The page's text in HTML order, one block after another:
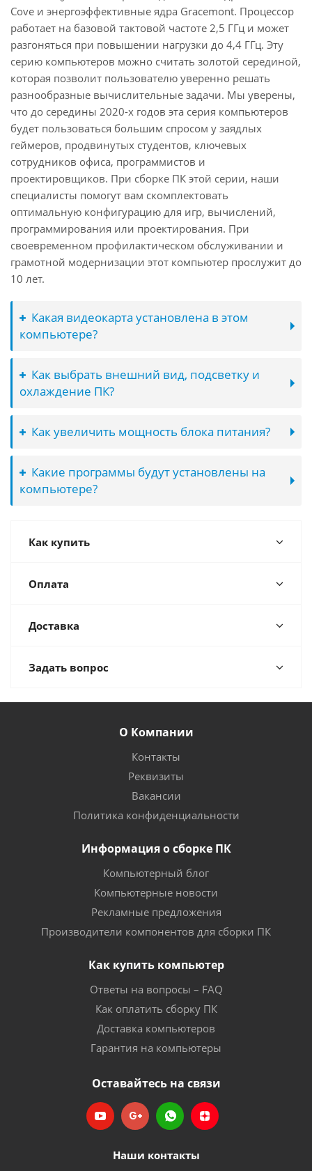
Cove и энергоэффективные ядра Gracemont. Процессор
работает на базовой тактовой частоте 2,5 ГГц и может
разгоняться при повышении нагрузки до 4,4 ГГц. Эту
серию компьютеров можно считать золотой серединой,
которая позволит пользователю уверенно решать
разнообразные вычислительные задачи. Мы уверены,
что до середины 2020-х годов эта серия компьютеров
будет пользоваться большим спросом у заядлых
геймеров, продвинутых студентов, ключевых
сотрудников офиса, программистов и
проектировщиков. При сборке ПК этой серии, наши
специалисты помогут вам скомплектовать
оптимальную конфигурацию для игр, вычислений,
программирования или проектирования. При
своевременном профилактическом обслуживании и
грамотной модернизации этот компьютер прослужит до
10 лет.
Какая видеокарта установлена в этом
компьютере?
Как выбрать внешний вид, подсветку и
охлаждение ПК?
Как увеличить мощность блока питания?
Какие программы будут установлены на
компьютере?
Как купить
Оплата
Доставка
Задать вопрос
О Компании
Контакты
Реквизиты
Вакансии
Политика конфиденциальности
Информация о сборке ПК
Компьютерный блог
Компьютерные новости
Рекламные предложения
Производители компонентов для сборки ПК
Как купить компьютер
Ответы на вопросы – FAQ
Как оплатить сборку ПК
Доставка компьютеров
Гарантия на компьютеры
Оставайтесь на связи
Наши контакты